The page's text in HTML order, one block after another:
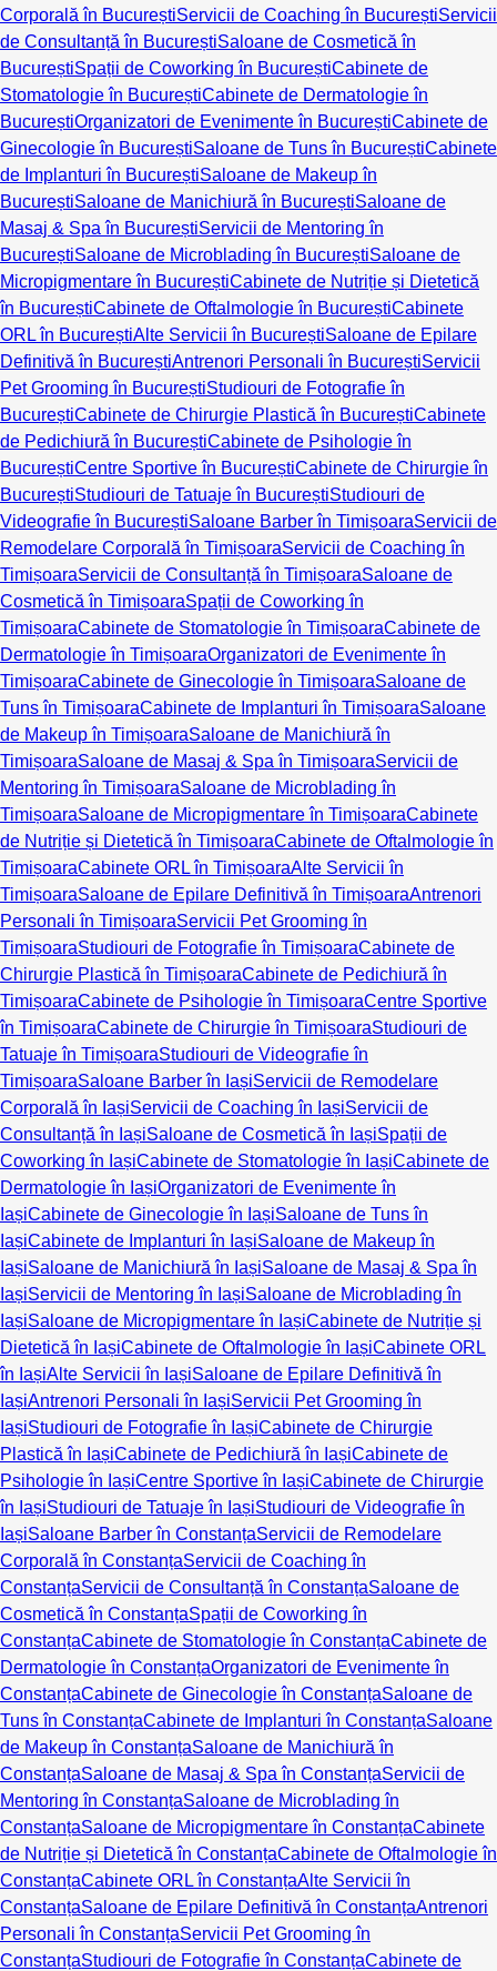
Corporală în BucureștiServicii de Coaching în BucureștiServicii
de Consultanță în BucureștiSaloane de Cosmetică în
BucureștiSpații de Coworking în BucureștiCabinete de
Stomatologie în BucureștiCabinete de Dermatologie în
BucureștiOrganizatori de Evenimente în BucureștiCabinete de
Ginecologie în BucureștiSaloane de Tuns în BucureștiCabinete
de Implanturi în BucureștiSaloane de Makeup în
BucureștiSaloane de Manichiură în BucureștiSaloane de
Masaj & Spa în BucureștiServicii de Mentoring în
BucureștiSaloane de Microblading în BucureștiSaloane de
Micropigmentare în BucureștiCabinete de Nutriție și Dietetică
în BucureștiCabinete de Oftalmologie în BucureștiCabinete
ORL în BucureștiAlte Servicii în BucureștiSaloane de Epilare
Definitivă în BucureștiAntrenori Personali în BucureștiServicii
Pet Grooming în BucureștiStudiouri de Fotografie în
BucureștiCabinete de Chirurgie Plastică în BucureștiCabinete
de Pedichiură în BucureștiCabinete de Psihologie în
BucureștiCentre Sportive în BucureștiCabinete de Chirurgie în
BucureștiStudiouri de Tatuaje în BucureștiStudiouri de
Videografie în BucureștiSaloane Barber în TimișoaraServicii de
Remodelare Corporală în TimișoaraServicii de Coaching în
TimișoaraServicii de Consultanță în TimișoaraSaloane de
Cosmetică în TimișoaraSpații de Coworking în
TimișoaraCabinete de Stomatologie în TimișoaraCabinete de
Dermatologie în TimișoaraOrganizatori de Evenimente în
TimișoaraCabinete de Ginecologie în TimișoaraSaloane de
Tuns în TimișoaraCabinete de Implanturi în TimișoaraSaloane
de Makeup în TimișoaraSaloane de Manichiură în
TimișoaraSaloane de Masaj & Spa în TimișoaraServicii de
Mentoring în TimișoaraSaloane de Microblading în
TimișoaraSaloane de Micropigmentare în TimișoaraCabinete
de Nutriție și Dietetică în TimișoaraCabinete de Oftalmologie în
TimișoaraCabinete ORL în TimișoaraAlte Servicii în
TimișoaraSaloane de Epilare Definitivă în TimișoaraAntrenori
Personali în TimișoaraServicii Pet Grooming în
TimișoaraStudiouri de Fotografie în TimișoaraCabinete de
Chirurgie Plastică în TimișoaraCabinete de Pedichiură în
TimișoaraCabinete de Psihologie în TimișoaraCentre Sportive
în TimișoaraCabinete de Chirurgie în TimișoaraStudiouri de
Tatuaje în TimișoaraStudiouri de Videografie în
TimișoaraSaloane Barber în IașiServicii de Remodelare
Corporală în IașiServicii de Coaching în IașiServicii de
Consultanță în IașiSaloane de Cosmetică în IașiSpații de
Coworking în IașiCabinete de Stomatologie în IașiCabinete de
Dermatologie în IașiOrganizatori de Evenimente în
IașiCabinete de Ginecologie în IașiSaloane de Tuns în
IașiCabinete de Implanturi în IașiSaloane de Makeup în
IașiSaloane de Manichiură în IașiSaloane de Masaj & Spa în
IașiServicii de Mentoring în IașiSaloane de Microblading în
IașiSaloane de Micropigmentare în IașiCabinete de Nutriție și
Dietetică în IașiCabinete de Oftalmologie în IașiCabinete ORL
în IașiAlte Servicii în IașiSaloane de Epilare Definitivă în
IașiAntrenori Personali în IașiServicii Pet Grooming în
IașiStudiouri de Fotografie în IașiCabinete de Chirurgie
Plastică în IașiCabinete de Pedichiură în IașiCabinete de
Psihologie în IașiCentre Sportive în IașiCabinete de Chirurgie
în IașiStudiouri de Tatuaje în IașiStudiouri de Videografie în
IașiSaloane Barber în ConstanțaServicii de Remodelare
Corporală în ConstanțaServicii de Coaching în
ConstanțaServicii de Consultanță în ConstanțaSaloane de
Cosmetică în ConstanțaSpații de Coworking în
ConstanțaCabinete de Stomatologie în ConstanțaCabinete de
Dermatologie în ConstanțaOrganizatori de Evenimente în
ConstanțaCabinete de Ginecologie în ConstanțaSaloane de
Tuns în ConstanțaCabinete de Implanturi în ConstanțaSaloane
de Makeup în ConstanțaSaloane de Manichiură în
ConstanțaSaloane de Masaj & Spa în ConstanțaServicii de
Mentoring în ConstanțaSaloane de Microblading în
ConstanțaSaloane de Micropigmentare în ConstanțaCabinete
de Nutriție și Dietetică în ConstanțaCabinete de Oftalmologie în
ConstanțaCabinete ORL în ConstanțaAlte Servicii în
ConstanțaSaloane de Epilare Definitivă în ConstanțaAntrenori
Personali în ConstanțaServicii Pet Grooming în
ConstanțaStudiouri de Fotografie în ConstanțaCabinete de